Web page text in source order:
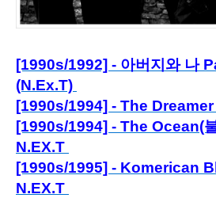
[1990s/1992] - 아버지와 나
(N.Ex.T)
[1990s/1994] - The
[1990s/1994] - The Ocean(
N.EX.T
[1990s/1995] - Komerican
N.EX.T